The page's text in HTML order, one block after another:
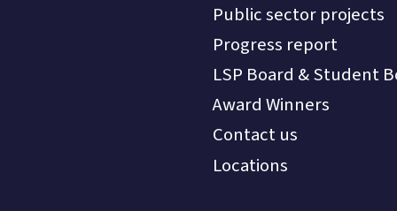
Public sector projects
Progress report
LSP Board & Student
Award Winners
Contact us
Locations